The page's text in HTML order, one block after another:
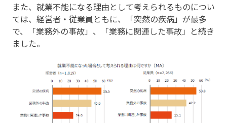
また、就業不能になる理由として考えられるものについ
ては、経営者・従業員ともに、「突然の疾病」が最多
で、「業務外の事故」、「業務に関連した事故」と続き
ました。